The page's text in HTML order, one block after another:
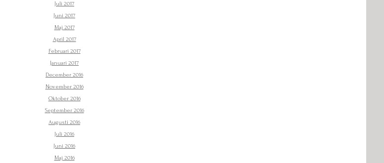
Juli 2017
Juni 2017
Maj 2017
April 2017
Februari 2017
Januari 2017
December 2016
November 2016
Oktober 2016
September 2016
Augusti 2016
Juli 2016
Juni 2016
Maj 2016